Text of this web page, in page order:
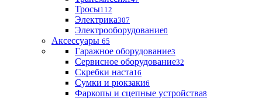
Тросы112
Электрика307
Электрооборудование0
Аксессуары 65
Гаражное оборудование3
Сервисное оборудование32
Скребки наста16
Сумки и рюкзаки6
Фаркопы и сцепные устройства8